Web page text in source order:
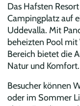
Das Hafsten
Campingplatz auf
Uddevalla. Mit
beheizten Pool mit
Bereich bietet die
Natur und Komfort.
Besucher können
oder im Sommer